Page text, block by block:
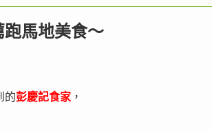
馬地美食～
的彭慶記食家 ，